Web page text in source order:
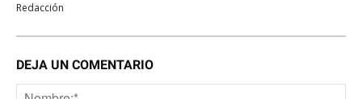
Redacción
DEJA UN COMENTARIO